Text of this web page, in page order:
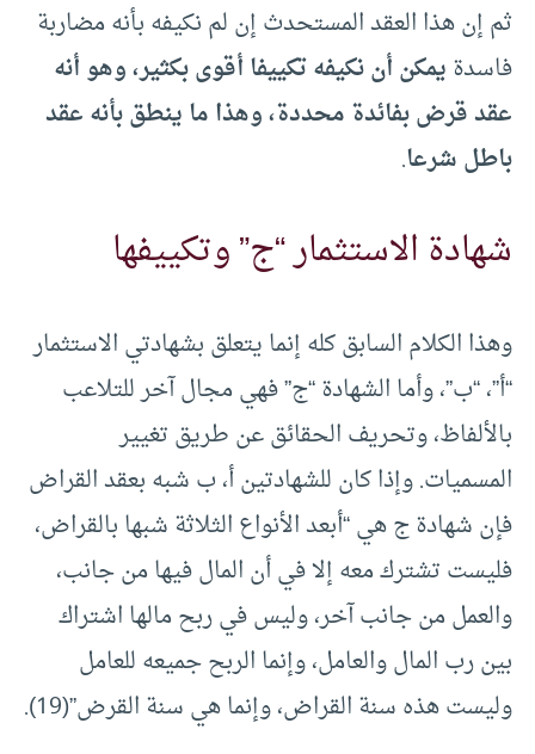
ثم إن هذا العقد المستحدث إن لم نكيفه بأنه مضاربة
فاسدةيمكن أن نكيفه تكييفا أقوى بكثير، وهو أنه
عقد قرض بفائدة محددة، وهذا ما ينطق بأنه عقد
باطل شرعا.
شهادة الاستثمار “ج” وتكييفها
وهذا الكلام السابق كله إنما يتعلق بشهادتي الاستثمار
“أ”، “ب”، وأما الشهادة “ج” فهي مجال آخر للتلاعب
بالألفاظ، وتحريف الحقائق عن طريق تغيير
المسميات. وإذا كان للشهادتين أ، ب شبه بعقد القراض
فإن شهادة ج هي “أبعد الأنواع الثلاثة شبها بالقراض،
فليست تشترك معه إلا في أن المال فيها من جانب،
والعمل من جانب آخر، وليس في ربح مالها اشتراك
بين رب المال والعامل، وإنما الربح جميعه للعامل
وليست هذه سنة القراض، وإنما هي سنة القرض”(19).